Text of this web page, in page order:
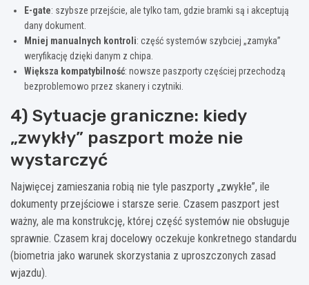
E-gate: szybsze przejście, ale tylko tam, gdzie bramki są i akceptują
dany dokument.
Mniej manualnych kontroli: część systemów szybciej „zamyka”
weryfikację dzięki danym z chipa.
Większa kompatybilność: nowsze paszporty częściej przechodzą
bezproblemowo przez skanery i czytniki.
4) Sytuacje graniczne: kiedy
„zwykły” paszport może nie
wystarczyć
Najwięcej zamieszania robią nie tyle paszporty „zwykłe”, ile
dokumenty przejściowe i starsze serie. Czasem paszport jest
ważny, ale ma konstrukcję, której część systemów nie obsługuje
sprawnie. Czasem kraj docelowy oczekuje konkretnego standardu
(biometria jako warunek skorzystania z uproszczonych zasad
wjazdu).